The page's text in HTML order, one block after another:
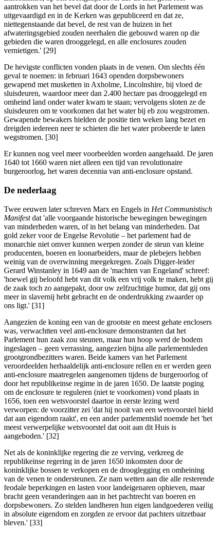
aantrokken van het bevel dat door de Lords in het Parlement was
uitgevaardigd en in de Kerken was gepubliceerd en dat ze,
niettegenstaande dat bevel, de rest van de huizen in het
afwateringsgebied zouden neerhalen die gebouwd waren op die
gebieden die waren drooggelegd, en alle enclosures zouden
vernietigen.' [29]
De hevigste conflicten vonden plaats in de venen. Om slechts één
geval te noemen: in februari 1643 openden dorpsbewoners
gewapend met musketten in Axholme, Lincolnshire, bij vloed de
sluisdeuren, waardoor meer dan 2.400 hectare pas drooggelegd en
omheind land onder water kwam te staan; vervolgens sloten ze de
sluisdeuren om te voorkomen dat het water bij eb zou wegstromen.
Gewapende bewakers hielden de positie tien weken lang bezet en
dreigden iedereen neer te schieten die het water probeerde te laten
wegstromen. [30]
Er kunnen nog veel meer voorbeelden worden aangehaald. De jaren
1640 tot 1660 waren niet alleen een tijd van revolutionaire
burgeroorlog, het waren decennia van anti-enclosure opstand.
De nederlaag
Twee eeuwen later schreven Marx en Engels in Het Communistisch
Manifestdat 'alle voorgaande historische bewegingen bewegingen
van minderheden waren, of in het belang van minderheden. Dat
gold zeker voor de Engelse Revolutie – het parlement had de
monarchie niet omver kunnen werpen zonder de steun van kleine
producenten, boeren en loonarbeiders, maar de plebejers hebben
weinig van de overwinning meegekregen. Zoals Digger-leider
Gerard Winstanley in 1649 aan de 'machten van Engeland' schreef:
'hoewel gij beloofd hebt van dit volk een vrij volk te maken, hebt gij
de zaak toch zo aangepakt, door uw zelfzuchtige humor, dat gij ons
meer in slavernij hebt gebracht en de onderdrukking zwaarder op
ons ligt.' [31]
Aangezien de koning een van de grootste en meest gehate enclosers
was, verwachtten veel anti-enclosure demonstranten dat het
Parlement hun zaak zou steunen, maar hun hoop werd de bodem
ingeslagen – geen verrassing, aangezien bijna alle parlementsleden
grootgrondbezitters waren. Beide kamers van het Parlement
veroordeelden herhaaldelijk anti-enclosure rellen en er werden geen
anti-enclosure maatregelen aangenomen tijdens de burgeroorlog of
door het republikeinse regime in de jaren 1650. De laatste poging
om de enclosure te reguleren (niet te voorkomen) vond plaats in
1656, toen een wetsvoorstel daartoe in eerste lezing werd
verworpen: de voorzitter zei 'dat hij nooit van een wetsvoorstel hield
dat aan eigendom raakt', en een ander parlementslid noemde het 'het
meest verwerpelijke wetsvoorstel dat ooit aan dit Huis is
aangeboden.' [32]
Net als de koninklijke regering die ze verving, verkreeg de
republikeinse regering in de jaren 1650 inkomsten door de
koninklijke bossen te verkopen en de drooglegging en omheining
van de venen te ondersteunen. Ze nam wetten aan die alle resterende
feodale beperkingen en lasten voor landeigenaren ophieven, maar
bracht geen veranderingen aan in het pachtrecht van boeren en
dorpsbewoners. Zo stelden landheren hun eigen landgoederen veilig
in absolute eigendom en zorgden ze ervoor dat pachters uitzetbaar
bleven.' [33]